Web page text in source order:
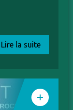
Lire la suite